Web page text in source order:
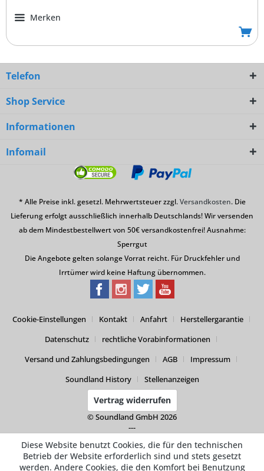
Merken
Telefon
Shop Service
Informationen
Infomail
* Alle Preise inkl. gesetzl. Mehrwertsteuer zzgl.Versandkosten. Die
Lieferung erfolgt ausschließlich innerhalb Deutschlands! Wir versenden
ab dem Mindestbestellwert von 50€ versandkostenfrei! Ausnahme:
Sperrgut
Die Angebote gelten solange Vorrat reicht. Für Druckfehler und
Irrtümer wird keine Haftung übernommen.
Cookie-Einstellungen Kontakt Anfahrt
Herstellergarantie
Datenschutz
rechtliche Vorabinformationen
Versand und Zahlungsbedingungen
AGB
Impressum
Soundland History
Stellenanzeigen
Vertrag widerrufen
© Soundland GmbH 2026
---
Diese Website benutzt Cookies, die für den technischen
Betrieb der Website erforderlich sind und stets gesetzt
werden. Andere Cookies, die den Komfort bei Benutzung